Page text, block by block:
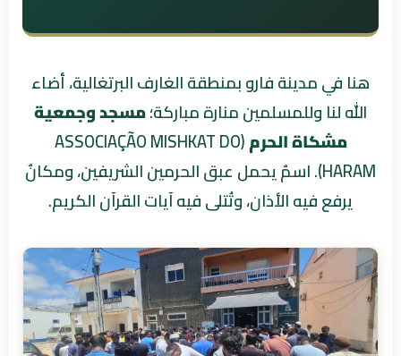
هنا في مدينة فارو بمنطقة الغارف البرتغالية، أضاء
الله لنا وللمسلمين منارة مباركة؛مسجد وجمعية
مشكاة الحرم (ASSOCIAÇÃO MISHKAT DO
HARAM). اسمٌ يحمل عبق الحرمين الشريفين، ومكانٌ
يرفع فيه الأذان، وتُتلى فيه آيات القرآن الكريم.